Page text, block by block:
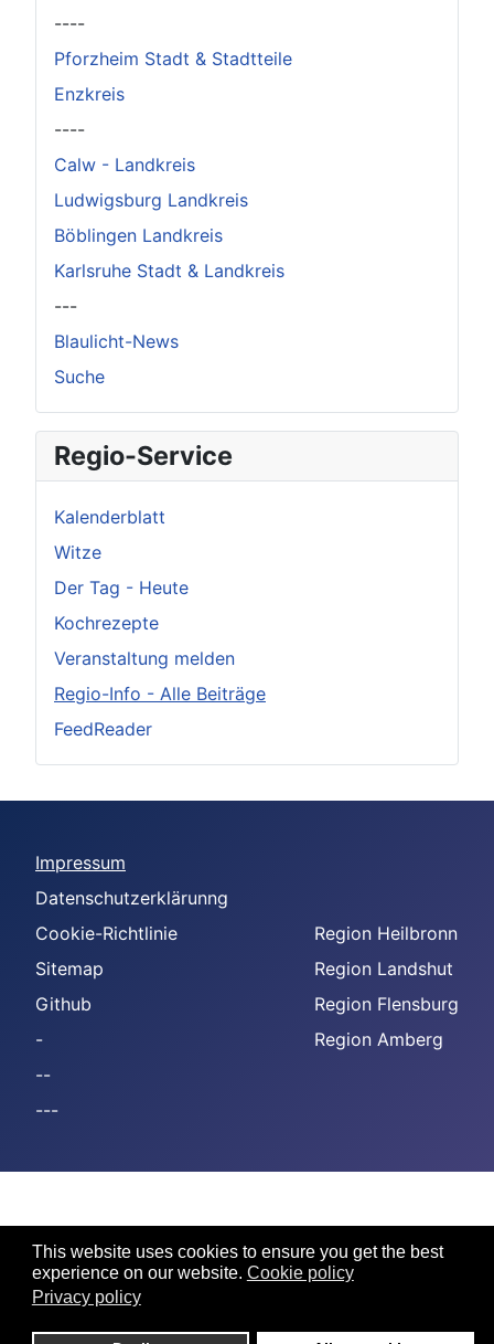
This website uses cookies to ensure you get the best
experience on our website. Cookie policy
Privacy policy
----
Pforzheim Stadt & Stadtteile
Enzkreis
----
Calw - Landkreis
Ludwigsburg Landkreis
Böblingen Landkreis
Karlsruhe Stadt & Landkreis
---
Blaulicht-News
Suche
Regio-Service
Kalenderblatt
Witze
Der Tag - Heute
Kochrezepte
Veranstaltung melden
Regio-Info - Alle Beiträge
FeedReader
Impressum
Datenschutzerklärunng
Cookie-Richtlinie
Sitemap
Github
-
--
---
Region Heilbronn
Region Landshut
Region Flensburg
Region Amberg